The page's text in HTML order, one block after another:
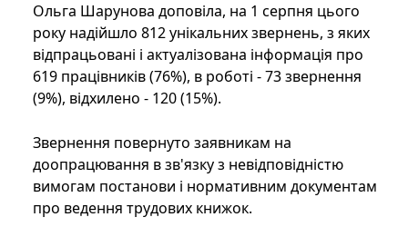
Ольга Шарунова доповіла, на 1 серпня цього
року надійшло 812 унікальних звернень, з яких
відпрацьовані і актуалізована інформація про
619 працівників (76%), в роботі - 73 звернення
(9%), відхилено - 120 (15%).
Звернення повернуто заявникам на
доопрацювання в зв'язку з невідповідністю
вимогам постанови і нормативним документам
про ведення трудових книжок.